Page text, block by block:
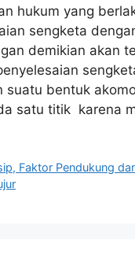
hukum yang
sengketa
demikian akan
suatu bentuk
satu titik karena
Faktor Pendukung